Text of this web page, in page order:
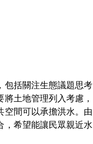
包括關注生態議題思考
土地管理列入考慮，
空間可以承擔洪水。由
，希望能讓民眾親近水